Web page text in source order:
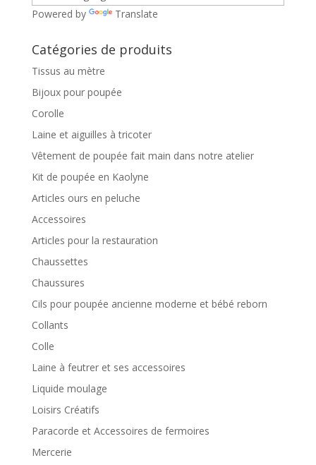
Powered by Translate
Catégories de produits
Tissus au mètre
Bijoux pour poupée
Corolle
Laine et aiguilles à tricoter
Vêtement de poupée fait main dans notre atelier
Kit de poupée en Kaolyne
Articles ours en peluche
Accessoires
Articles pour la restauration
Chaussettes
Chaussures
Cils pour poupée ancienne moderne et bébé reborn
Collants
Colle
Laine à feutrer et ses accessoires
Liquide moulage
Loisirs Créatifs
Paracorde et Accessoires de fermoires
Mercerie